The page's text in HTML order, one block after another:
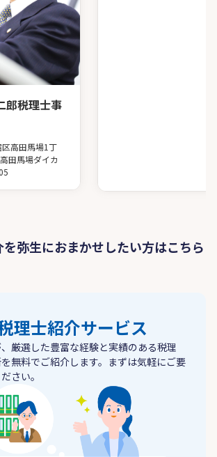
郎税理士事
高田馬場1丁
田馬場ダイカ
弥生におまかせしたい方はこちら
理士紹介サービス
厳選した豊富な経験と実績のある税理
無料でご紹介します。まずは気軽にご要
さい。